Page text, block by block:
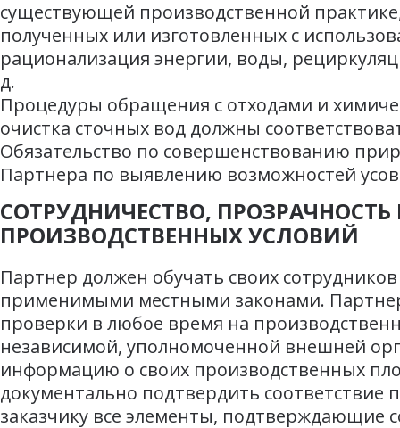
существующей производственной
полученных или изготовленных с
рационализация энергии, воды,
д.
Процедуры обращения с отходами и
очистка сточных вод должны
Обязательство по совершенствованию
Партнера по выявлению возможностей
СОТРУДНИЧЕСТВО,
ПРОИЗВОДСТВЕННЫХ УСЛОВИЙ
Партнер должен обучать своих
применимыми местными законами.
проверки в любое время на
независимой, уполномоченной внешней
информацию о своих производственных
документально подтвердить
заказчику все элементы, подтверждающие